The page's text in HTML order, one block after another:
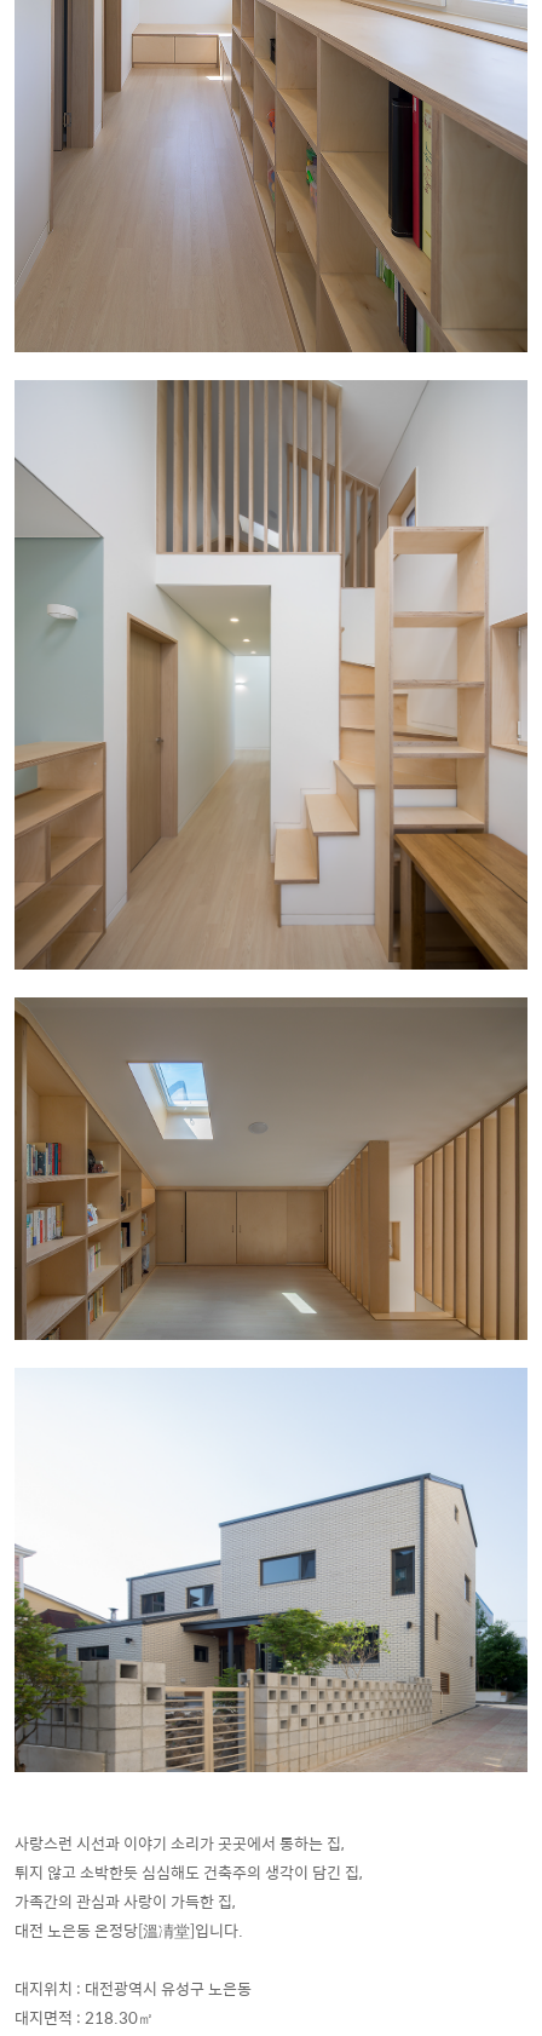
사랑스런 시선과 이야기 소리가 곳곳에서 통하는 집,
튀지 않고 소박한듯 심심해도 건축주의 생각이 담긴 집,
가족간의 관심과 사랑이 가득한 집,
대전 노은동 온정당[溫凊堂]입니다.
대지위치 : 대전광역시 유성구 노은동
대지면적 : 218.30㎡